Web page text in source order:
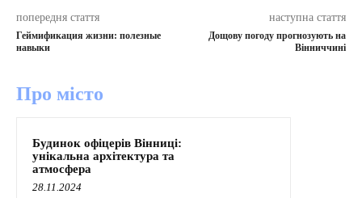
попередня стаття
Геймификация жизни: полезные
навыки
наступна стаття
Дощову погоду прогнозують на
Вінниччині
Про місто
Будинок офіцерів Вінниці:
унікальна архітектура та
атмосфера
28.11.2024